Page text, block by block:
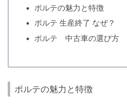
ポルテの魅力と特徴
ポルテ 生産終了 なぜ？
ポルテ 中古車の選び方
ポルテの魅力と特徴